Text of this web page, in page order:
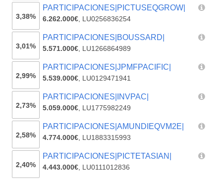
3,38%
PARTICIPACIONES|PICTUSEQGROW|
6.262.000€, LU0256836254
3,01%
PARTICIPACIONES|BOUSSARD|
5.571.000€, LU1266864989
2,99%
PARTICIPACIONES|JPMFPACIFIC|
5.539.000€, LU0129471941
2,73%
PARTICIPACIONES|INVPAC|
5.059.000€, LU1775982249
2,58%
PARTICIPACIONES|AMUNDIEQVM2E|
4.774.000€, LU1883315993
2,40%
PARTICIPACIONES|PICTETASIAN|
4.443.000€, LU0111012836